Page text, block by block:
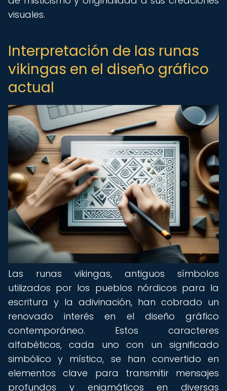
visuales.
Interpretación de las runas
vikingas en el diseño gráfico
actual
Las runas vikingas, antiguos símbolos
utilizados por los pueblos nórdicos para la
escritura y la adivinación, han cobrado un
renovado interés en el diseño gráfico
contemporáneo. Estos caracteres
alfabéticos, cada uno con un significado
simbólico y místico, se han convertido en
elementos clave para transmitir mensajes
profundos y enigmáticos en diversas